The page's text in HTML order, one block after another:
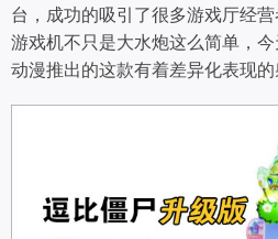
台，成功的吸引了很多游戏厅经
游戏机不只是大水炮这么简单，
动漫推出的这款有着差异化表现的